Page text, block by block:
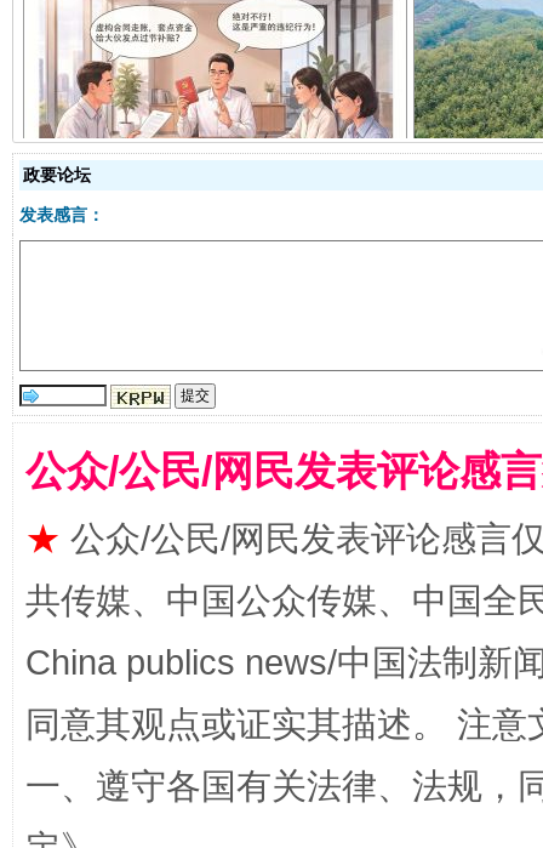
揭开“小金库”的免责幌子
政要论坛
发表感言：
公众/公民/网民发表评论感
★ 公众/公民/网民发表评论感言
共传媒、中国公众传媒、中国全
China publics news/中国法制新
同意其观点或证实其描述。 注
一、遵守各国有关法律、法规，